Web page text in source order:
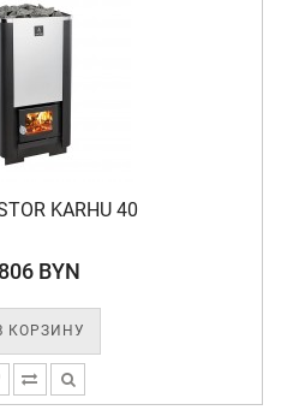
KARHU 40
BYN
КОРЗИНУ